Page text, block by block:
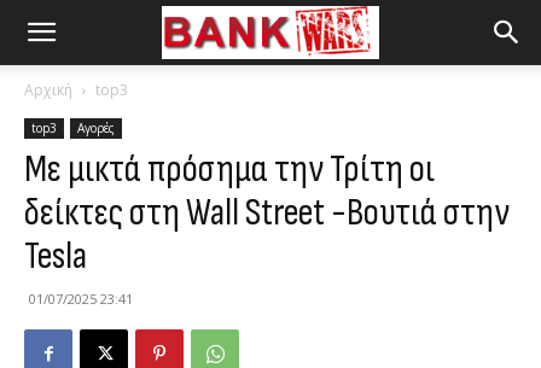
Αρχική top3
top3 Αγορές
Με μικτά πρόσημα την Τρίτη οι
δείκτες στη Wall Street -Βουτιά στην
Tesla
01/07/2025 23:41